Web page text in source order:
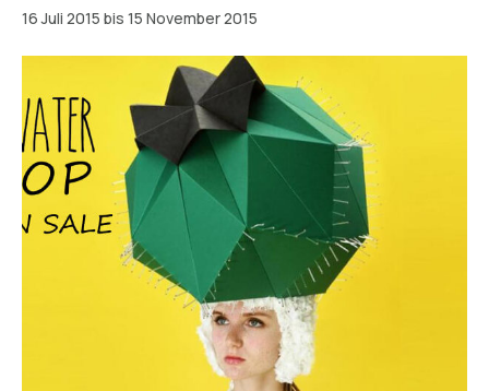
16 Juli 2015 bis 15 November 2015